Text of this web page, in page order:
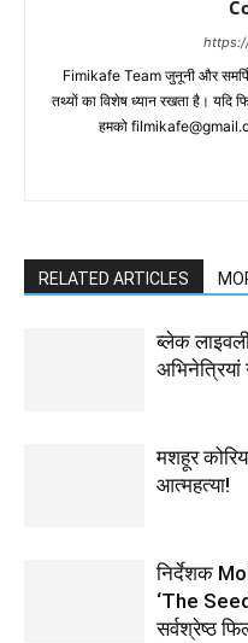
Fimikafe Team जुनूनी और
तथ्‍यों का विशेष ध्‍यान रखता है। यदि
हमको
RELATED ARTICLES
ब्लेक
अभिनेत्रियां
मशहूर
आत्महत्या!
निर्देशक
‘The
सर्वश्रेष्ठ